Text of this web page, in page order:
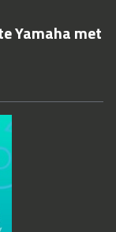
Yamaha met